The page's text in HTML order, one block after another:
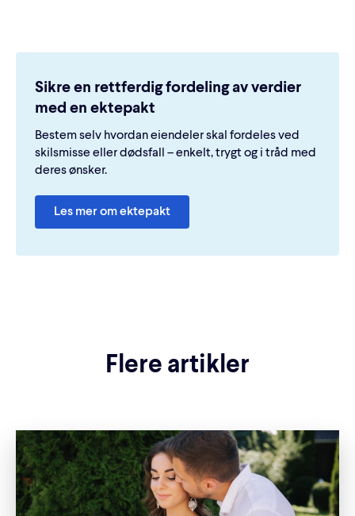
Sikre en rettferdig fordeling av verdier
med en ektepakt
Bestem selv hvordan eiendeler skal fordeles ved
skilsmisse eller dødsfall – enkelt, trygt og i tråd med
deres ønsker.
Les mer om ektepakt
Flere artikler